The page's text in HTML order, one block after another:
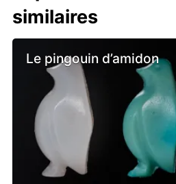
similaires
Le pingouin d’amidon